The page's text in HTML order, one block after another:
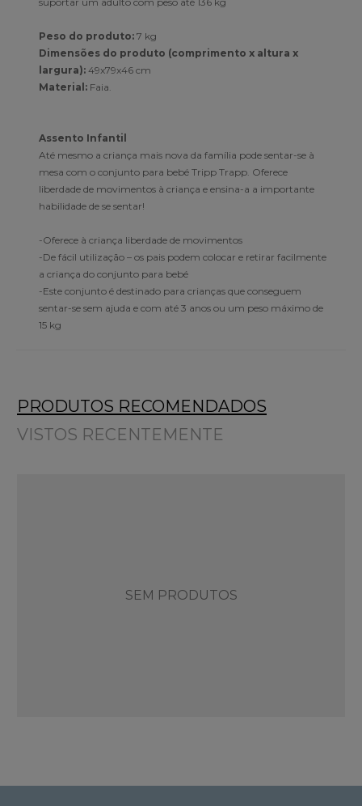
Peso do produto: 7 kg
Dimensões do produto (comprimento x altura x
largura): 49x79x46 cm
Material: Faia.
Assento Infantil
Até mesmo a criança mais nova da família pode sentar-se à
mesa com o conjunto para bebé Tripp Trapp. Oferece
liberdade de movimentos à criança e ensina-a a importante
habilidade de se sentar!
-Oferece à criança liberdade de movimentos
-De fácil utilização – os pais podem colocar e retirar facilmente
a criança do conjunto para bebé
-Este conjunto é destinado para crianças que conseguem
sentar-se sem ajuda e com até 3 anos ou um peso máximo de
15 kg
PRODUTOS RECOMENDADOS
VISTOS RECENTEMENTE
SEM PRODUTOS